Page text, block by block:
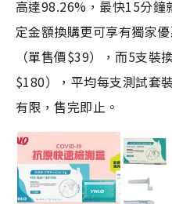
高達98.26%，最快15分鐘
定金額換購更可享有獨家
（單售價$39），而5支
$180），平均每支測試套
有限，售完即止。